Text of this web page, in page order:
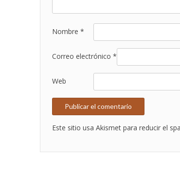
Nombre *
Correo electrónico *
Web
Este sitio usa Akismet para reducir el